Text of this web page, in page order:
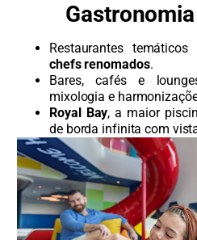
Restaurantes
chefs renomados.
Bares, cafés e
mixologia e
Royal Bay, a maior
de borda infinita com